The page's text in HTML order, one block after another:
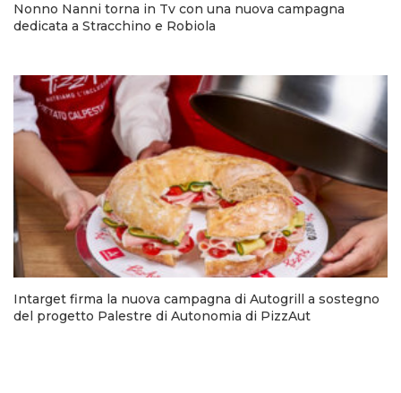
Nonno Nanni torna in Tv con una nuova campagna
dedicata a Stracchino e Robiola
Intarget firma la nuova campagna di Autogrill a sostegno
del progetto Palestre di Autonomia di PizzAut